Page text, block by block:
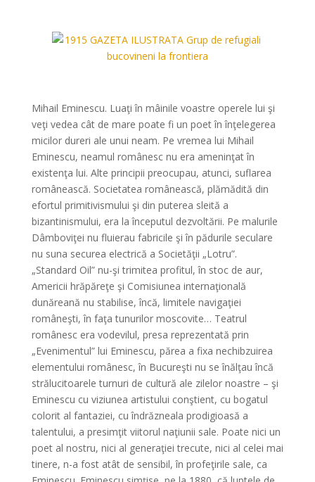
Mihail Eminescu. Luaţi în mâinile voastre operele lui şi
veţi vedea cât de mare poate fi un poet în înţelegerea
micilor dureri ale unui neam. Pe vremea lui Mihail
Eminescu, neamul românesc nu era ameninţat în
existenţa lui. Alte principii preocupau, atunci, suflarea
românească. Societatea românească, plămădită din
efortul primitivismului şi din puterea sleită a
bizantinismului, era la începutul dezvoltării. Pe malurile
Dâmboviţei nu fluierau fabricile şi în pădurile seculare
nu suna securea electrică a Societăţii „Lotru”.
„Standard Oil” nu-şi trimitea profitul, în stoc de aur,
Americii hrăpăreţe şi Comisiunea internaţională
dunăreană nu stabilise, încă, limitele navigaţiei
româneşti, în faţa tunurilor moscovite… Teatrul
românesc era vodevilul, presa reprezentată prin
„Evenimentul” lui Eminescu, părea a fixa nechibzuirea
elementului românesc, în Bucureşti nu se înălţau încă
strălucitoarele turnuri de cultură ale zilelor noastre – şi
Eminescu cu viziunea artistului conştient, cu bogatul
colorit al fantaziei, cu îndrăzneala prodigioasă a
talentului, a presimţit viitorul naţiunii sale. Poate nici un
poet al nostru, nici al generaţiei trecute, nici al celei mai
tinere, n-a fost atât de sensibil, în profeţirile sale, ca